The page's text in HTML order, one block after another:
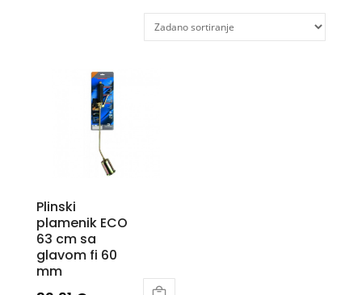
Plinski
plamenik ECO
63 cm sa
glavom fi 60
mm